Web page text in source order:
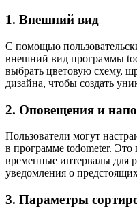
1. Внешний вид
С помощью
внешний вид программы
выбрать цветовую схему,
дизайна, чтобы создать
2. Оповещения и
Пользователи могут
в программе todometer. Это
временные интервалы для
уведомления о
3. Параметры